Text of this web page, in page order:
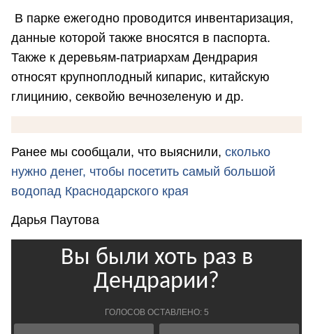
В парке ежегодно проводится инвентаризация,
данные которой также вносятся в паспорта.
Также к деревьям-патриархам Дендрария
относят крупноплодный кипарис, китайскую
глицинию, секвойю вечнозеленую и др.
Ранее мы сообщали, что выяснили, сколько
нужно денег, чтобы посетить самый большой
водопад Краснодарского края
Дарья Паутова